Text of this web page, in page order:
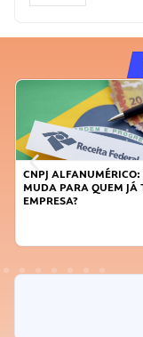
O QUE
QUEM JÁ TEM